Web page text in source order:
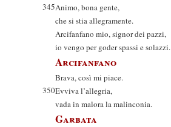
345Animo, bona gente,
che si stia allegramente.
Arcifanfano mio, signor dei pazzi,
io vengo per goder spassi e solazzi.
Arcifanfano
Brava, così mi piace.
350Evviva l’allegria,
vada in malora la malinconia.
Garbata